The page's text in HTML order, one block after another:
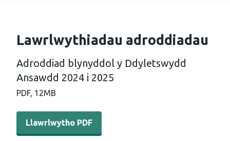
Lawrlwythiadau adroddiadau
Adroddiad blynyddol y Ddyletswydd
Ansawdd 2024 i 2025
PDF, 12MB
Llawrlwytho PDF - Adroddiad blynyddol y Ddyletswydd
Llawrlwytho PDF